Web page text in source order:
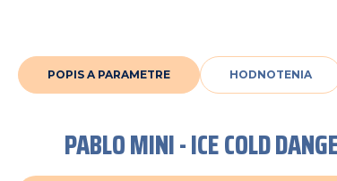
POPIS A PARAMETRE HODNOTENIA
PABLO MINI - ICE COLD